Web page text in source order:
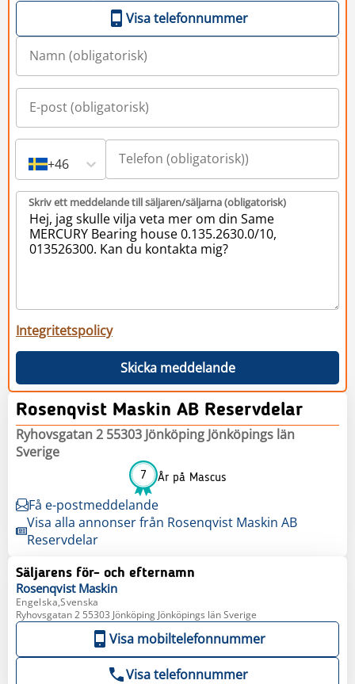
Visa telefonnummer
+46
Skriv ett meddelande till säljaren/säljarna (obligatorisk)
Integritetspolicy
Skicka meddelande
Rosenqvist Maskin AB Reservdelar
Ryhovsgatan 2 55303 Jönköping Jönköpings län
Sverige
7 År på Mascus
Få e-postmeddelande
Visa alla annonser från Rosenqvist Maskin AB
Reservdelar
Säljarens för- och efternamn
Rosenqvist Maskin
Engelska,Svenska
Ryhovsgatan 2 55303 Jönköping Jönköpings län Sverige
Visa mobiltelefonnummer
Visa telefonnummer